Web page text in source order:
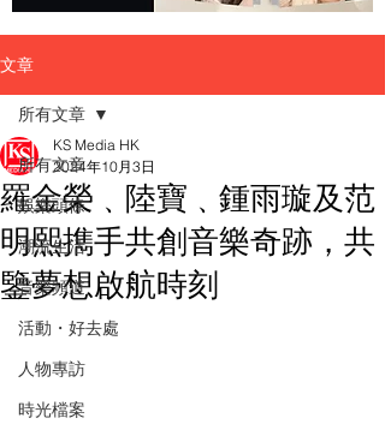
文章
所有文章
娛樂頭條
潮流生活
音樂頻道
活動・好去處
人物專訪
時光檔案
所有文章
羅金榮﹑陸寶﹑鍾雨璇及范
明熙擕手共創音樂奇跡，共
鑒夢想啟航時刻
KS Media HK
2024年10月3日